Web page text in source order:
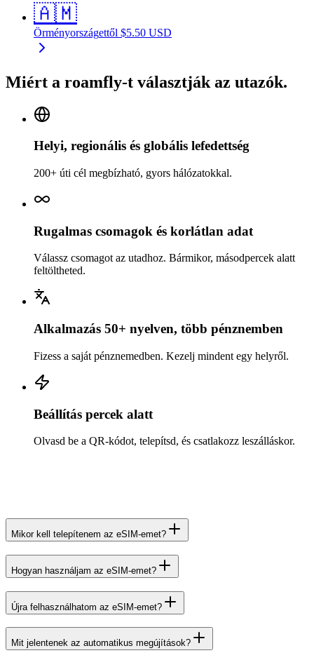
🇦🇲
Örményországettől $5.50 USD
Miért a roamfly-t választják az utazók.
Helyi, regionális és globális lefedettség
200+ úti cél megbízható, gyors hálózatokkal.
Rugalmas csomagok és korlátlan adat
Válassz csomagot az utadhoz. Bármikor, másodpercek alatt
feltöltheted.
Alkalmazás 50+ nyelven, több pénznemben
Fizess a saját pénznemedben. Kezelj mindent egy helyről.
Beállítás percek alatt
Olvasd be a QR-kódot, telepítsd, és csatlakozz leszálláskor.
Mikor kell telepítenem az eSIM-emet?
Hogyan használjam az eSIM-emet?
Újra felhasználhatom az eSIM-emet?
Mit jelentenek az automatikus megújítások?